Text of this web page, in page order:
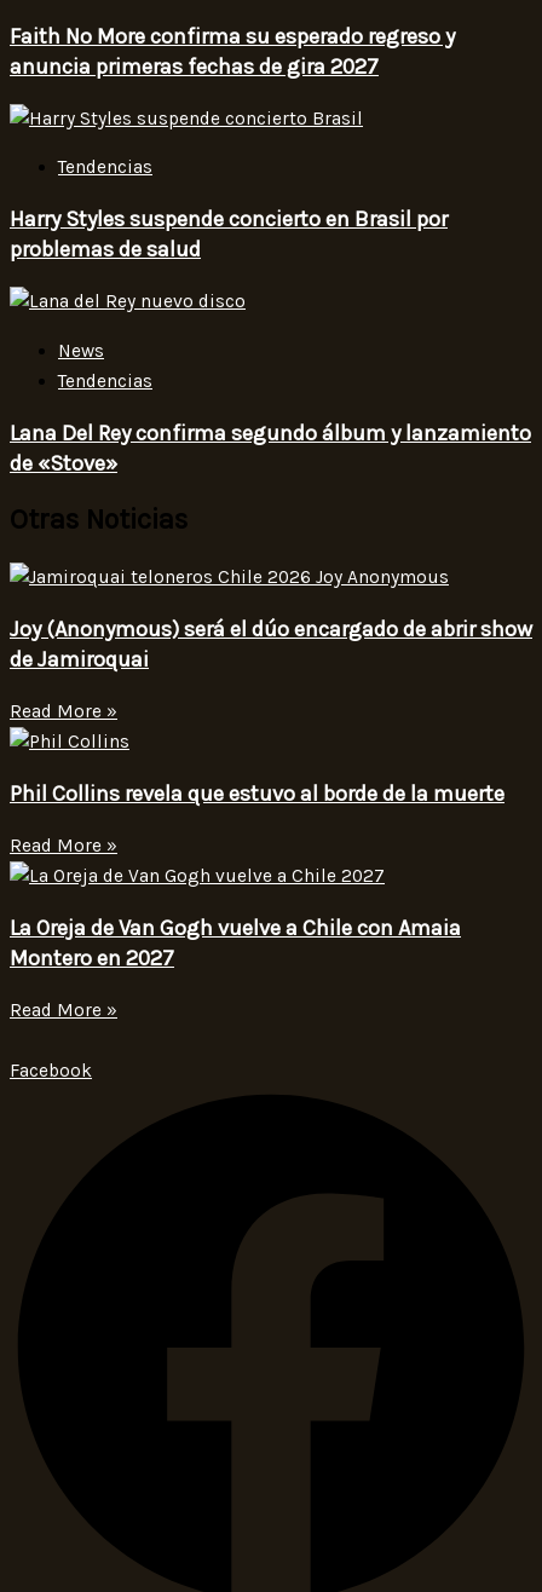
Faith No More confirma su esperado regreso y
anuncia primeras fechas de gira 2027
Tendencias
Harry Styles suspende concierto en Brasil por
problemas de salud
News
Tendencias
Lana Del Rey confirma segundo álbum y lanzamiento
de «Stove»
Otras Noticias
Joy (Anonymous) será el dúo encargado de abrir show
de Jamiroquai
Read More »
Phil Collins revela que estuvo al borde de la muerte
Read More »
La Oreja de Van Gogh vuelve a Chile con Amaia
Montero en 2027
Read More »
Facebook